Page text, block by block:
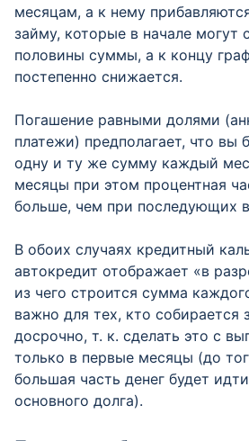
месяцам, а к нему
займу, которые в начале могут
половины суммы, а к концу
постепенно снижается.
Погашение равными долями
платежи) предполагает, что вы
одну и ту же сумму каждый
месяцы при этом процентная
больше, чем при последующих
В обоих случаях кредитный
автокредит отображает «в
из чего строится сумма
важно для тех, кто собирается
досрочно, т. к. сделать это с
только в первые месяцы (до
большая часть денег будет
основного долга).